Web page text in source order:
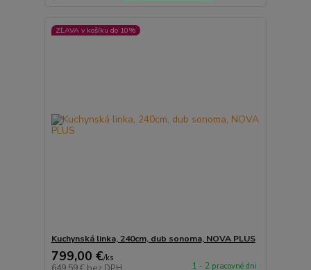
ZĽAVA v košíku do 10%
Kuchynská linka, 240cm, dub sonoma, NOVA PLUS
799,00 €/ks
649,59 € bez DPH 1 - 2 pracovné dni